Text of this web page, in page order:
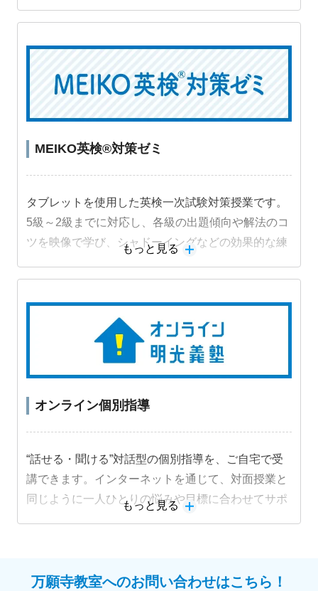
MEIKO英検®対策ゼミ
タブレットを使用した英検一次試験対策授業です。
5級～2級までに対応し、各級の出題傾向や解法のコ
ツを映像で学び、シャドーイングなどの効果的な練
もっと見る
オンライン個別指導
“話せる・聞ける”対話型の個別指導を、ご自宅で受
講できます。インターネットを通じて、対面授業と
同じように一人ひとりの悩みや目標に合わせてサポ
もっと見る
万願寺教室へのお問い合わせはこちら！